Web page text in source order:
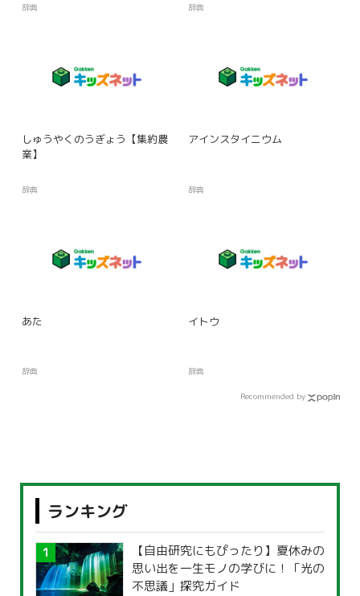
辞典 辞典
しゅうやくのうぎょう【集約農
業】
辞典
アインスタイニウム
辞典
あた
辞典
イトウ
辞典
Recommended by
ランキング
【自由研究にもぴったり】夏休みの
思い出を一生モノの学びに！「光の
不思議」探究ガイド